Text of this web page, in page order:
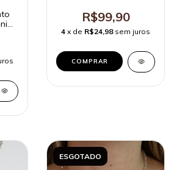
R$99,90
4 x de R$24,98 sem juros
ESGOTADO